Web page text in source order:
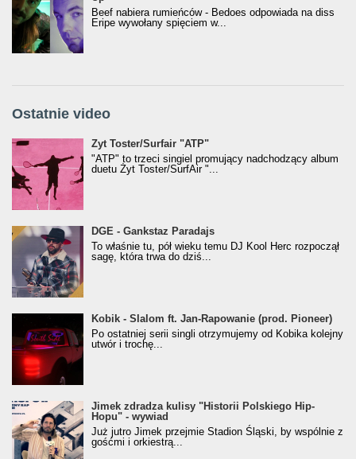
Beef nabiera rumieńców - Bedoes odpowiada na diss
Eripe wywołany spięciem w...
Ostatnie video
Żyt Toster/SurfAir - ATP VIDEO
Żyt Toster/Surfair "ATP"
"ATP" to trzeci singiel promujący nadchodzący album
duetu Żyt Toster/SurfAir "...
donGURALesko z nagrodą za
Klasyczny/Trueschoolowy Album Roku
(Popkillery 2023)
DGE - Gankstaz Paradajs
To właśnie tu, pół wieku temu DJ Kool Herc rozpoczął
sagę, która trwa do dziś...
Kobik - Slalom ft. Jan-Rapowanie (prod. Pioneer)
[Official Music Visualiser]
Kobik - Slalom ft. Jan-Rapowanie (prod. Pioneer)
Po ostatniej serii singli otrzymujemy od Kobika kolejny
utwór i trochę...
Jimek zdradza kulisy "Historii Polskiego Hip-
Hopu" - wywiad
Jimek zdradza kulisy "Historii Polskiego Hip-
Hopu" - wywiad
Już jutro Jimek przejmie Stadion Śląski, by wspólnie z
gośćmi i orkiestrą...